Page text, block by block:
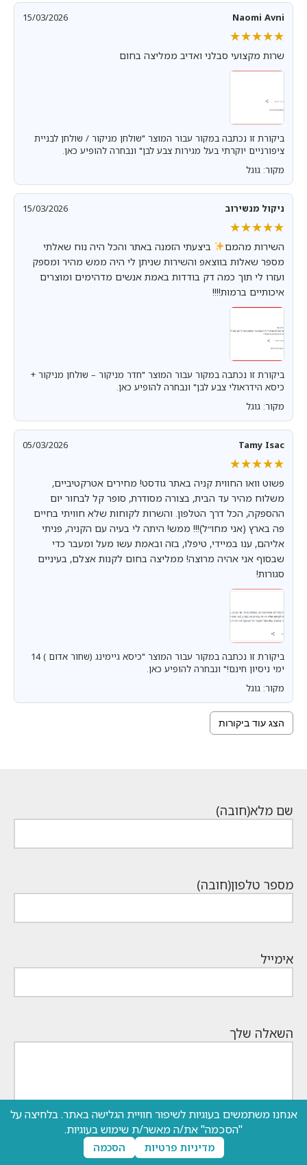
Naomi Avni
15/03/2026
★★★★★
★★★★★
שרות מקצועי סבלני ואדיב ממליצה בחום
ביקורת זו נכתבה במקור עבור המוצר "שולחן מניקור / שולחן לבניית
ציפורניים יוקרתי בעל מגירות צבע לבן" ונבחרה להופיע כאן.
מקור: גוגל
ניקול מנשירוב 15/03/2026
★★★★★
★★★★★
השירות מהמם
ביצעתי הזמנה באתר והכל היה נוח שאלתי
מספר שאלות בווצאפ והשירות שניתן לי היה ממש מהיר ומספק
ועזרו לי תוך כמה דק בודדות באמת אנשים מדהימים ומוצרים
איכותיים ברמות!!!!
ביקורת זו נכתבה במקור עבור המוצר "חדר מניקור – שולחן מניקור +
כיסא הידראולי צבע לבן" ונבחרה להופיע כאן.
מקור: גוגל
Tamy Isac
05/03/2026
★★★★★
★★★★★
פשוט וואו החווית קניה באתר גודסט! מחירים אטרקטיביים,
משלוח מהיר עד הבית, בצורה מסודרת, סופר קל לבחור יום
ההספקה, הכל דרך הטלפון. והשרות לקוחות שלא חוויתי בחיים
פה בארץ (אני מחו״ל)!!! ממש! היתה לי בעיה עם הקניה, פניתי
אליהם, ענו במיידי, טיפלו, בזה ובאמת עשו מעל ומעבר כדי
שבסוף אני אהיה מרוצה! ממליצה בחום לקנות אצלם, בעיניים
סגורות!
ביקורת זו נכתבה במקור עבור המוצר "כיסא גיימינג (שחור אדום ) 14
ימי ניסיון חינם!" ונבחרה להופיע כאן.
מקור: גוגל
הצג עוד ביקורות
שם מלא(חובה)
מספר טלפון(חובה)
אימייל
השאלה שלך
0 מתוך 600 מקסימום תווים
אנחנו משתמשים בעוגיות לשיפור חוויית הגלישה באתר. בלחיצה על
"הסכמה" את/ה מאשר/ת שימוש בעוגיות.
מדיניות פרטיות הסכמה